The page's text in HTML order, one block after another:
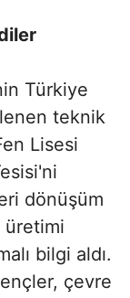
Türkiye
teknik
Lisesi
dönüşüm
bilgi aldı.
çevre